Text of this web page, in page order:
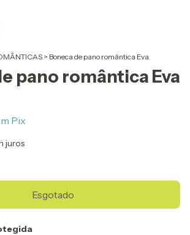
> Boneca de pano romântica Eva
pano romântica Eva
Pix
juros